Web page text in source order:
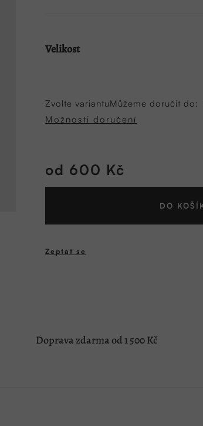
Velikost
Zvolte variantuMůžeme doručit do:
Možnosti doručení
od 600 Kč
DO
Zeptat se
Doprava zdarma od 1 500 Kč